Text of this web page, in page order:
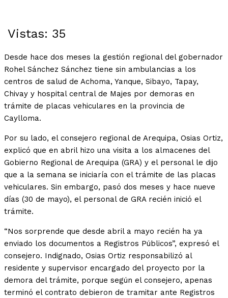
Vistas: 35
Desde hace dos meses la gestión regional del gobernador
Rohel Sánchez Sánchez tiene sin ambulancias a los
centros de salud de Achoma, Yanque, Sibayo, Tapay,
Chivay y hospital central de Majes por demoras en
trámite de placas vehiculares en la provincia de
Caylloma.
Por su lado, el consejero regional de Arequipa, Osias Ortiz,
explicó que en abril hizo una visita a los almacenes del
Gobierno Regional de Arequipa (GRA) y el personal le dijo
que a la semana se iniciaría con el trámite de las placas
vehiculares. Sin embargo, pasó dos meses y hace nueve
días (30 de mayo), el personal de GRA recién inició el
trámite.
“Nos sorprende que desde abril a mayo recién ha ya
enviado los documentos a Registros Públicos”, expresó el
consejero. Indignado, Osias Ortiz responsabilizó al
residente y supervisor encargado del proyecto por la
demora del trámite, porque según el consejero, apenas
terminó el contrato debieron de tramitar ante Registros